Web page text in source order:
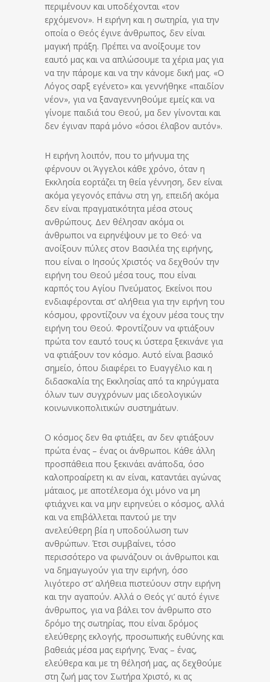
περιμένουν και υποδέχονται «τον
ερχόμενον». Η ειρήνη και η σωτηρία, για την
οποία ο Θεός έγινε άνθρωπος, δεν είναι
μαγική πράξη. Πρέπει να ανοίξουμε τον
εαυτό μας και να απλώσουμε τα χέρια μας για
να την πάρομε και να την κάνομε δική μας. «Ο
Λόγος σαρξ εγένετο» και γεννήθηκε «παιδίον
νέον», για να ξαναγεννηθούμε εμείς και να
γίνομε παιδιά του Θεού, μα δεν γίνονται και
δεν έγιναν παρά μόνο «όσοι έλαβον αυτόν».
Η ειρήνη λοιπόν, που το μήνυμα της
φέρνουν οι Άγγελοι κάθε χρόνο, όταν η
Εκκλησία εορτάζει τη θεία γέννηση, δεν είναι
ακόμα γεγονός επάνω στη γη, επειδή ακόμα
δεν είναι πραγματικότητα μέσα στους
ανθρώπους. Δεν θέλησαν ακόμα οι
άνθρωποι να ειρηνέψουν με το Θεό· να
ανοίξουν πύλες στον Βασιλέα της ειρήνης,
που είναι ο Ιησούς Χριστός· να δεχθούν την
ειρήνη του Θεού μέσα τους, που είναι
καρπός του Αγίου Πνεύματος. Εκείνοι που
ενδιαφέρονται στ’ αλήθεια για την ειρήνη του
κόσμου, φροντίζουν να έχουν μέσα τους την
ειρήνη του Θεού. Φροντίζουν να φτιάξουν
πρώτα τον εαυτό τους κι ύστερα ξεκινάνε για
να φτιάξουν τον κόσμο. Αυτό είναι βασικό
σημείο, όπου διαφέρει το Ευαγγέλιο και η
διδασκαλία της Εκκλησίας από τα κηρύγματα
όλων των συγχρόνων μας ιδεολογικών
κοινωνικοπολιτικών συστημάτων.
Ο κόσμος δεν θα φτιάξει, αν δεν φτιάξουν
πρώτα ένας – ένας οι άνθρωποι. Κάθε άλλη
προσπάθεια που ξεκινάει ανάποδα, όσο
καλοπροαίρετη κι αν είναι, καταντάει αγώνας
μάταιος, με αποτέλεσμα όχι μόνο να μη
φτιάχνει και να μην ειρηνεύει ο κόσμος, αλλά
και να επιβάλλεται παντού με την
ανελεύθερη βία η υποδούλωση των
ανθρώπων. Έτσι συμβαίνει, τόσο
περισσότερο να φωνάζουν οι άνθρωποι και
να δημαγωγούν για την ειρήνη, όσο
λιγότερο στ’ αλήθεια πιστεύουν στην ειρήνη
και την αγαπούν. Αλλά ο Θεός γι’ αυτό έγινε
άνθρωπος, για να βάλει τον άνθρωπο στο
δρόμο της σωτηρίας, που είναι δρόμος
ελεύθερης εκλογής, προσωπικής ευθύνης και
βαθειάς μέσα μας ειρήνης. Ένας – ένας,
ελεύθερα και με τη θέλησή μας, ας δεχθούμε
στη ζωή μας τον Σωτήρα Χριστό, κι ας